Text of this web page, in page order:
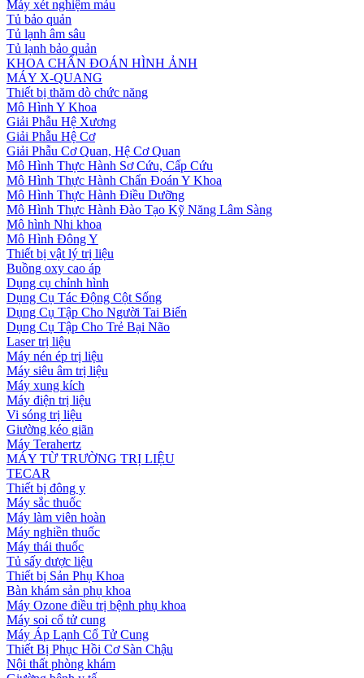
Máy xét nghiệm máu
Tủ bảo quản
Tủ lạnh âm sâu
Tủ lạnh bảo quản
KHOA CHẨN ĐOÁN HÌNH ẢNH
MÁY X-QUANG
Thiết bị thăm dò chức năng
Mô Hình Y Khoa
Giải Phẫu Hệ Xương
Giải Phẫu Hệ Cơ
Giải Phẫu Cơ Quan, Hệ Cơ Quan
Mô Hình Thực Hành Sơ Cứu, Cấp Cứu
Mô Hình Thực Hành Chẩn Đoán Y Khoa
Mô Hình Thực Hành Điều Dưỡng
Mô Hình Thực Hành Đào Tạo Kỹ Năng Lâm Sàng
Mô hình Nhi khoa
Mô Hình Đông Y
Thiết bị vật lý trị liệu
Buồng oxy cao áp
Dụng cụ chỉnh hình
Dụng Cụ Tác Động Cột Sống
Dụng Cụ Tập Cho Người Tai Biến
Dụng Cụ Tập Cho Trẻ Bại Não
Laser trị liệu
Máy nén ép trị liệu
Máy siêu âm trị liệu
Máy xung kích
Máy điện trị liệu
Vi sóng trị liệu
Giường kéo giãn
Máy Terahertz
MÁY TỪ TRƯỜNG TRỊ LIỆU
TECAR
Thiết bị đông y
Máy sắc thuốc
Máy làm viên hoàn
Máy nghiền thuốc
Máy thái thuốc
Tủ sấy dược liệu
Thiết bị Sản Phụ Khoa
Bàn khám sản phụ khoa
Máy Ozone điều trị bệnh phụ khoa
Máy soi cổ tử cung
Máy Áp Lạnh Cổ Tử Cung
Thiết Bị Phục Hồi Cơ Sàn Chậu
Nội thất phòng khám